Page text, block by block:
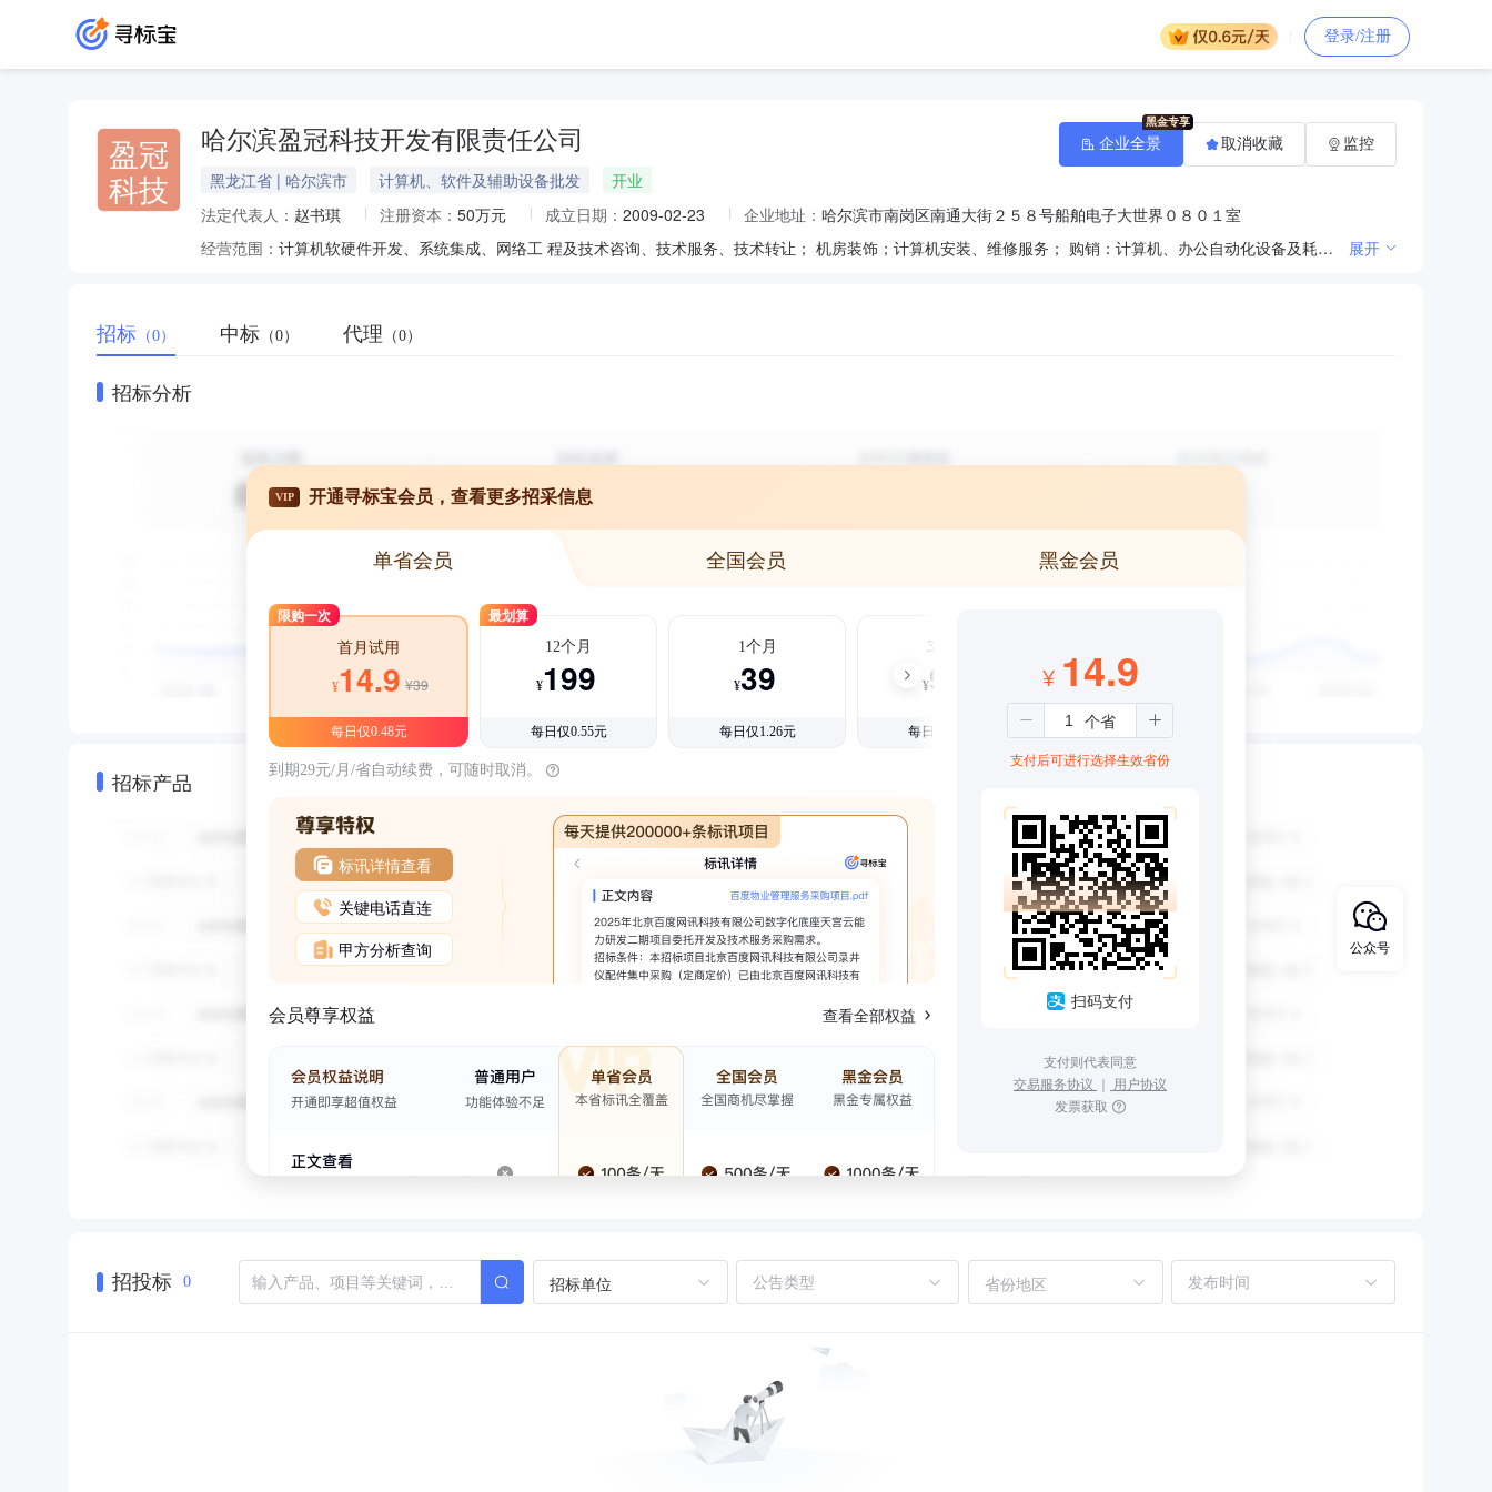
登录/注册
盈冠
科技
哈尔滨盈冠科技开发有限责任公司
黑龙江省 | 哈尔滨市 计算机、软件及辅助设备批发
开业
法定代表人： 赵书琪 注册资本： 50万元 成立日期： 2009-02-23 企业地址： 哈尔滨市南岗区南通大街２５８号船舶电子大世界０８０１室
经营范围：
计算机软硬件开发、系统集成、网络工 程及技术咨询、技术服务、技术转让； 机房装饰；计算机安装、维修服务； 购销：计算机、办公自动化设备及耗材、 电子产品、网络设备、数码产品、家用电 器、通讯设备（不含卫星电视广播地面接 收设施）、仪器仪表、电子元器件。 展开
企业全景 取消收藏 监控
招标 （0） 中标 （0） 代理 （0）
招标分析
招标产品
VIP 开通寻标宝会员，查看更多招采信息
单省会员 全国会员 黑金会员
限购一次
首月试用
¥14.9 ¥39
每日仅0.48元
最划算
12个月
¥199
每日仅0.55元
1个月
¥39
每日仅1.26元
3个月
¥99
每日仅1.08元
到期29元/月/省自动续费，可随时取消。
标讯详情查看
关键电话直连
甲方分析查询
会员尊享权益 查看全部权益
¥ 14.9
支付后可进行选择生效省份
扫码支付
支付则代表同意
交易服务协议 ｜ 用户协议
发票获取
招投标 0 招标单位 省份地区
公众号